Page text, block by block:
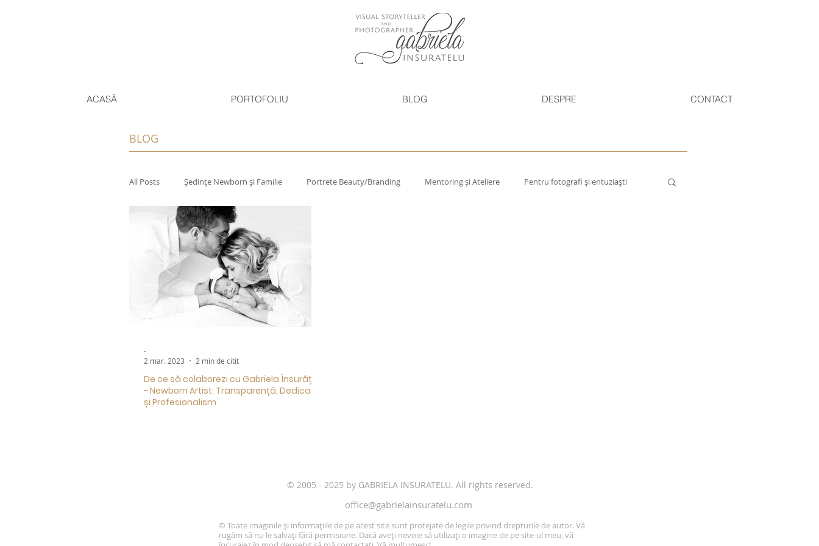
ACASĂ PORTOFOLIU BLOG DESPRE CONTACT
BLOG
All Posts Ședințe Newborn și Familie Portrete Beauty/Branding Mentoring și Ateliere Pentru fotografi și entuziaști
Experiențe Personale
De ce să colaborezi cu Gabriela Însurățelu
- Newborn Artist: Transparență, Dedicare
și Profesionalism
-
2 mar. 2023
2 min de citit
​© 2005 - 2025 by GABRIELA INSURATELU. All rights reserved.
office@gabrielainsuratelu.com
© Toate imaginile și informațiile de pe acest site sunt protejate de legile privind drepturile de autor. Vă
rugăm să nu le salvați fără permisiune. Dacă aveți nevoie să utilizați o imagine de pe site-ul meu, vă